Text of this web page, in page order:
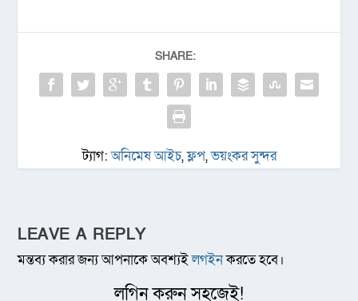
SHARE:
ট্যাগ:অনিমেষ আইচ,ফ্লপ,ভয়ংকর সুন্দর
LEAVE A REPLY
মন্তব্য করার জন্য আপনাকে অবশ্যইলগইনকরতে হবে।
লগিন করুন সহজেই!